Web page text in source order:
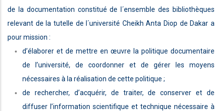
de la documentation constitué de l´ensemble des bibliothèques
relevant de la tutelle de l´université Cheikh Anta Diop de Dakar a
pour mission :
d’élaborer et de mettre en œuvre la politique documentaire
de l’université, de coordonner et de gérer les moyens
nécessaires à la réalisation de cette politique ;
de rechercher, d’acquérir, de traiter, de conserver et de
diffuser l’information scientifique et technique nécessaire à